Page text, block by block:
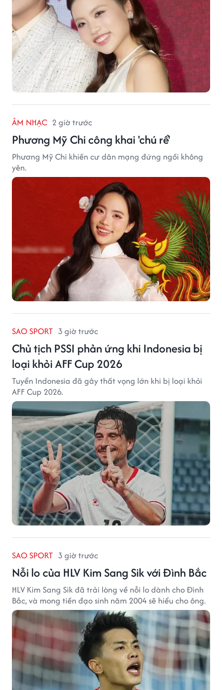
ÂM NHẠC 2 giờ trước
Phương Mỹ Chi công khai 'chú rể'
Phương Mỹ Chi khiến cư dân mạng đứng ngồi không
yên.
SAO SPORT 3 giờ trước
Chủ tịch PSSI phản ứng khi Indonesia bị
loại khỏi AFF Cup 2026
Tuyển Indonesia đã gây thất vọng lớn khi bị loại khỏi
AFF Cup 2026.
SAO SPORT 3 giờ trước
Nỗi lo của HLV Kim Sang Sik với Đình Bắc
HLV Kim Sang Sik đã trải lòng về nỗi lo dành cho Đình
Bắc, và mong tiền đạo sinh năm 2004 sẽ hiểu cho ông.